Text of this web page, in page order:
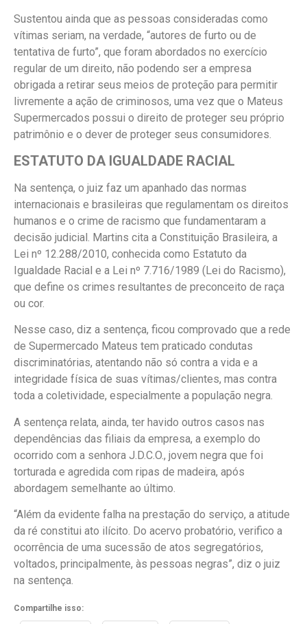
Sustentou ainda que as pessoas consideradas como
vítimas seriam, na verdade, “autores de furto ou de
tentativa de furto”, que foram abordados no exercício
regular de um direito, não podendo ser a empresa
obrigada a retirar seus meios de proteção para permitir
livremente a ação de criminosos, uma vez que o Mateus
Supermercados possui o direito de proteger seu próprio
patrimônio e o dever de proteger seus consumidores.
ESTATUTO DA IGUALDADE RACIAL
Na sentença, o juiz faz um apanhado das normas
internacionais e brasileiras que regulamentam os direitos
humanos e o crime de racismo que fundamentaram a
decisão judicial. Martins cita a Constituição Brasileira, a
Lei nº 12.288/2010, conhecida como Estatuto da
Igualdade Racial e a Lei nº 7.716/1989 (Lei do Racismo),
que define os crimes resultantes de preconceito de raça
ou cor.
Nesse caso, diz a sentença, ficou comprovado que a rede
de Supermercado Mateus tem praticado condutas
discriminatórias, atentando não só contra a vida e a
integridade física de suas vítimas/clientes, mas contra
toda a coletividade, especialmente a população negra.
A sentença relata, ainda, ter havido outros casos nas
dependências das filiais da empresa, a exemplo do
ocorrido com a senhora J.D.C.O., jovem negra que foi
torturada e agredida com ripas de madeira, após
abordagem semelhante ao último.
“Além da evidente falha na prestação do serviço, a atitude
da ré constitui ato ilícito. Do acervo probatório, verifico a
ocorrência de uma sucessão de atos segregatórios,
voltados, principalmente, às pessoas negras”, diz o juiz
na sentença.
Compartilhe isso: